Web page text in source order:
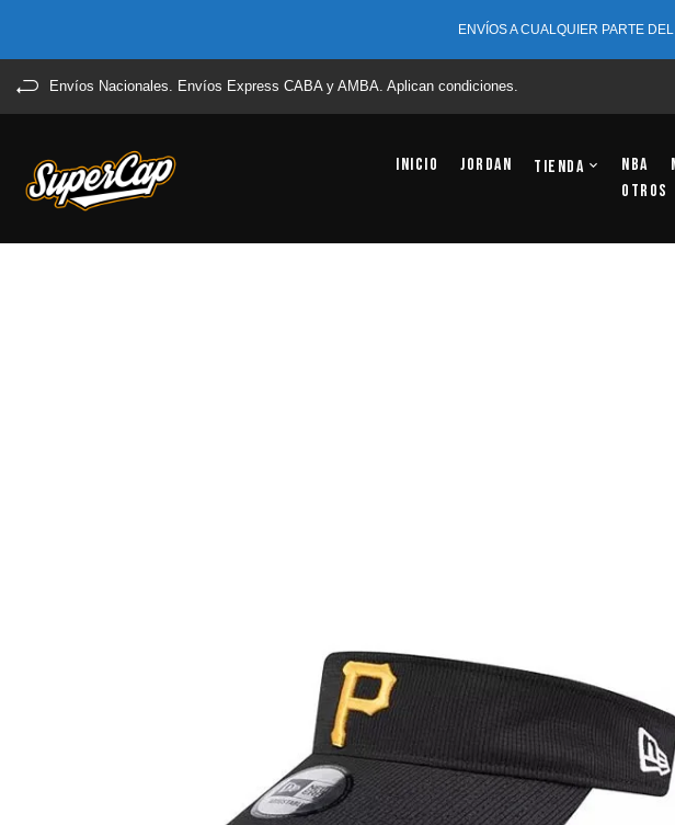
ENVÍOS A CUALQUIER PARTE
Envíos Nacionales. Envíos Express CABA y AMBA. Aplican condiciones.
Inicio Jordan Tienda NBA
OTROS